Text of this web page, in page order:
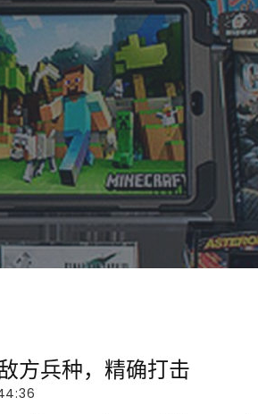
方兵种，精确打击